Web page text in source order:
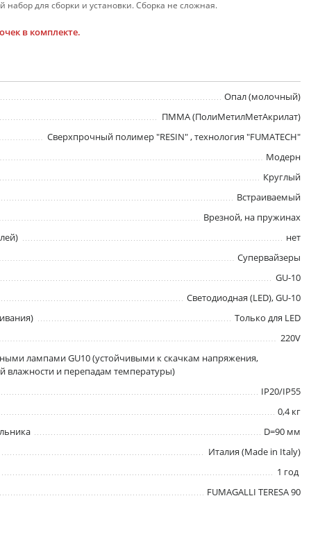
набор для сборки и установки. Сборка не сложная.
в комплекте.
Опал (молочный)
ПММА (ПолиМетилМетАкрилат)
Сверхпрочный полимер "RESIN" , технология "FUMATECH"
Модерн
Круглый
Встраиваемый
Врезной, на пружинах
нет
Супервайзеры
GU-10
Светодиодная (LED), GU-10
Только для LED
220V
лампами GU10 (устойчивыми к скачкам напряжения,
влажности и перепадам температуры)
IP20/IP55
0,4 кг
D=90 мм
Италия (Made in Italy)
1 год
FUMAGALLI TERESA 90